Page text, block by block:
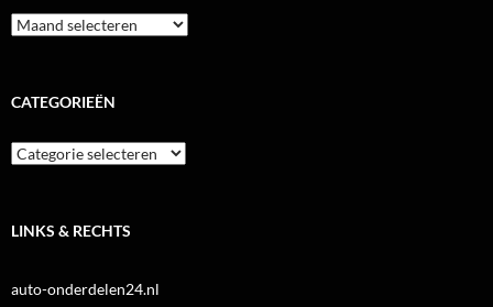
Archieven
CATEGORIEËN
Categorieën
LINKS & RECHTS
auto-onderdelen24.nl